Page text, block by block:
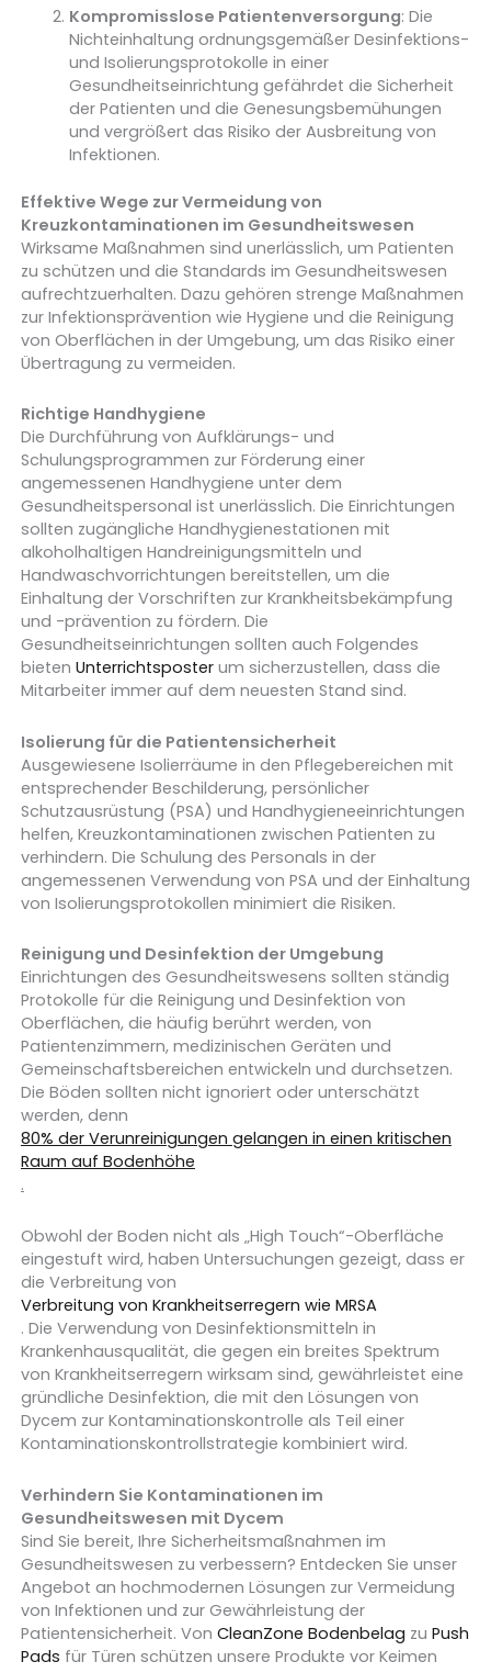
Kompromisslose Patientenversorgung: Die
Nichteinhaltung ordnungsgemäßer Desinfektions-
und Isolierungsprotokolle in einer
Gesundheitseinrichtung gefährdet die Sicherheit
der Patienten und die Genesungsbemühungen
und vergrößert das Risiko der Ausbreitung von
Infektionen.
Effektive Wege zur Vermeidung von
Kreuzkontaminationen im Gesundheitswesen
Wirksame Maßnahmen sind unerlässlich, um Patienten
zu schützen und die Standards im Gesundheitswesen
aufrechtzuerhalten. Dazu gehören strenge Maßnahmen
zur Infektionsprävention wie Hygiene und die Reinigung
von Oberflächen in der Umgebung, um das Risiko einer
Übertragung zu vermeiden.
Richtige Handhygiene
Die Durchführung von Aufklärungs- und
Schulungsprogrammen zur Förderung einer
angemessenen Handhygiene unter dem
Gesundheitspersonal ist unerlässlich. Die Einrichtungen
sollten zugängliche Handhygienestationen mit
alkoholhaltigen Handreinigungsmitteln und
Handwaschvorrichtungen bereitstellen, um die
Einhaltung der Vorschriften zur Krankheitsbekämpfung
und -prävention zu fördern. Die
Gesundheitseinrichtungen sollten auch Folgendes
bieten Unterrichtsposterum sicherzustellen, dass die
Mitarbeiter immer auf dem neuesten Stand sind.
Isolierung für die Patientensicherheit
Ausgewiesene Isolierräume in den Pflegebereichen mit
entsprechender Beschilderung, persönlicher
Schutzausrüstung (PSA) und Handhygieneeinrichtungen
helfen, Kreuzkontaminationen zwischen Patienten zu
verhindern. Die Schulung des Personals in der
angemessenen Verwendung von PSA und der Einhaltung
von Isolierungsprotokollen minimiert die Risiken.
Reinigung und Desinfektion der Umgebung
Einrichtungen des Gesundheitswesens sollten ständig
Protokolle für die Reinigung und Desinfektion von
Oberflächen, die häufig berührt werden, von
Patientenzimmern, medizinischen Geräten und
Gemeinschaftsbereichen entwickeln und durchsetzen.
Die Böden sollten nicht ignoriert oder unterschätzt
werden, denn
80% der Verunreinigungen gelangen in einen kritischen
Raum auf Bodenhöhe
.
Obwohl der Boden nicht als „High Touch“-Oberfläche
eingestuft wird, haben Untersuchungen gezeigt, dass er
die Verbreitung von
Verbreitung von Krankheitserregern wie MRSA
. Die Verwendung von Desinfektionsmitteln in
Krankenhausqualität, die gegen ein breites Spektrum
von Krankheitserregern wirksam sind, gewährleistet eine
gründliche Desinfektion, die mit den Lösungen von
Dycem zur Kontaminationskontrolle als Teil einer
Kontaminationskontrollstrategie kombiniert wird.
Verhindern Sie Kontaminationen im
Gesundheitswesen mit Dycem
Sind Sie bereit, Ihre Sicherheitsmaßnahmen im
Gesundheitswesen zu verbessern? Entdecken Sie unser
Angebot an hochmodernen Lösungen zur Vermeidung
von Infektionen und zur Gewährleistung der
Patientensicherheit. Von CleanZone Bodenbelag zu Push
Pads für Türen schützen unsere Produkte vor Keimen